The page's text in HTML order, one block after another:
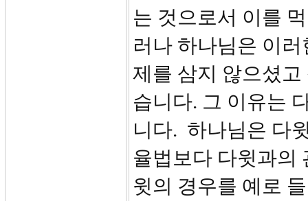
는 것으로서 이를
러나 하나님은 이
제를 삼지 않으셨
습니다. 그 이유는
니다. 하나님은 다
율법보다 다윗과의
윗의 경우를 예로